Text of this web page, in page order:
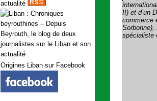
actualité
Origines Liban sur Facebook
II) et d’un
commerce
Sorbonne),
spécialiste